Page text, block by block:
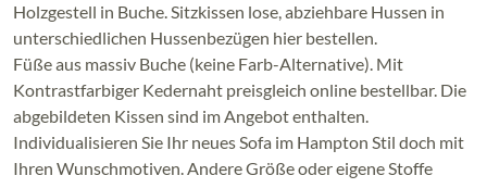
Holzgestell in Buche. Sitzkissen lose, abziehbare Hussen in
unterschiedlichen Hussenbezügen hier bestellen.
Füße aus massiv Buche (keine Farb-Alternative). Mit
Kontrastfarbiger Kedernaht preisgleich online bestellbar. Die
abgebildeten Kissen sind im Angebot enthalten.
Individualisieren Sie Ihr neues Sofa im Hampton Stil doch mit
Ihren Wunschmotiven. Andere Größe oder eigene Stoffe